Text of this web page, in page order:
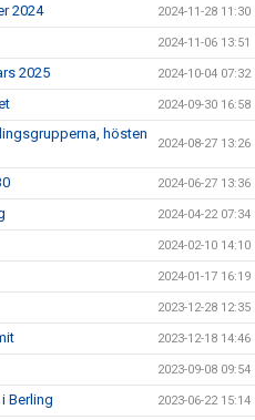
2024 2024-11-28 11:30
2024-11-06 13:51
2025 2024-10-04 07:32
2024-09-30 16:58
hösten
2024-08-27 13:26
2024-06-27 13:36
2024-04-22 07:34
2024-02-10 14:10
2024-01-17 16:19
2023-12-28 12:35
2023-12-18 14:46
2023-09-08 09:54
Berling 2023-06-22 15:14